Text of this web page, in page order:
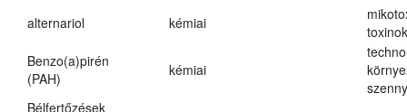
alternariol
kémiai
toxinok
Benzo(a)pirén
(PAH)
kémiai
Bélfertőzések